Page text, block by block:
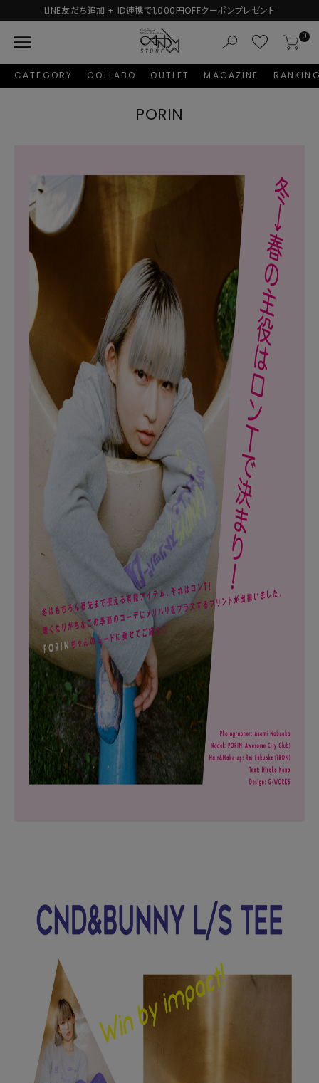
新規会員登録で1,000円分のポイントプレゼント！
menu 0
CATEGORY COLLABO OUTLET MAGAZINE
PORIN